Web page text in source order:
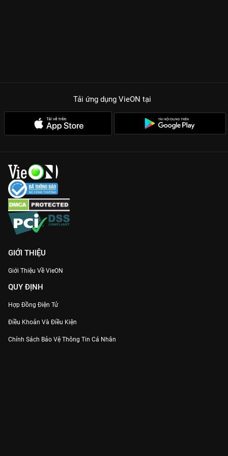
Tải ứng dụng VieON tại
GIỚI THIỆU
Giới Thiệu Về VieON
QUY ĐỊNH
Hợp Đồng Điện Tử
Điều Khoản Và Điều Kiện
Chính Sách Bảo Vệ Thông Tin Cá Nhân